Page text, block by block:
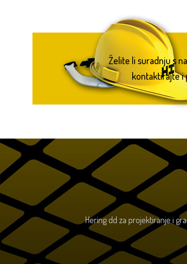
Želite li suradnju s
kontaktirajte i
Hering dd za projektiranje i